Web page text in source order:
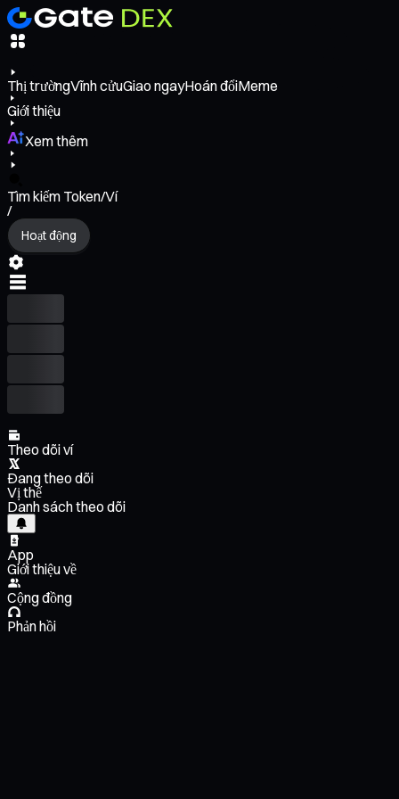
Thị trườngVĩnh cửuGiao ngayHoán đổiMeme
Giới thiệu
Xem thêm
Tìm kiếm Token/Ví
/
Hoạt động
Theo dõi ví
Đang theo dõi
Vị thế
Danh sách theo dõi
App
Giới thiệu về
Cộng đồng
Phản hồi